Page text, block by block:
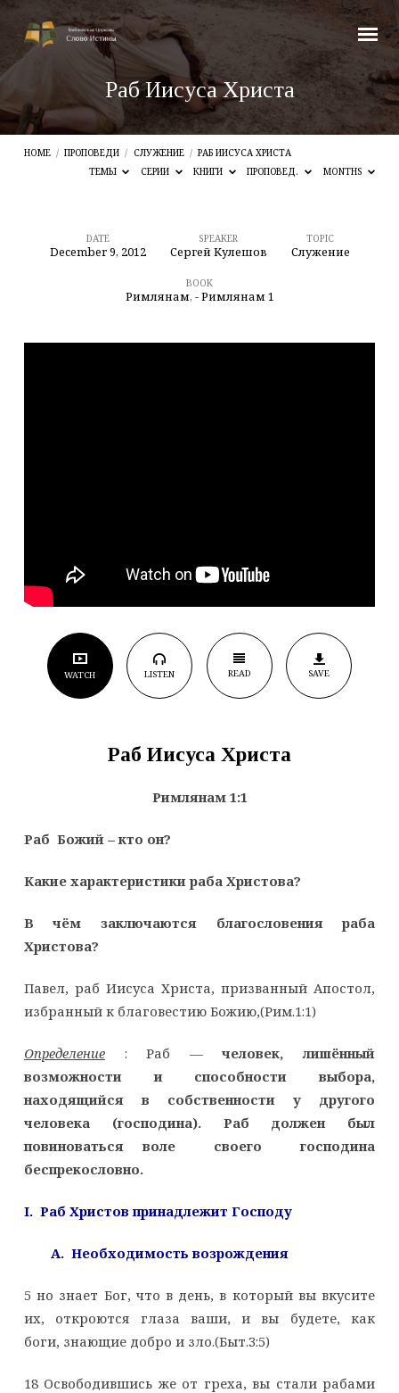
Раб Иисуса Христа
HOME / ПРОПОВЕДИ / СЛУЖЕНИЕ / РАБ ИИСУСА ХРИСТА
ТЕМЫ
СЕРИИ КНИГИ ПРОПОВЕД. MONTHS
Раб
DATE
December 9, 2012
SPEAKER
Сергей Кулешов
TOPIC
Служение
BOOK
Римлянам, - Римлянам 1
WATCH LISTEN READ SAVE
Раб Иисуса Христа
Римлянам 1:1
Раб Божий – кто он?
Какие характеристики раба Христова?
В чём заключаются благословения раба
Христова?
Павел, раб Иисуса Христа, призванный Апостол,
избранный к благовестию Божию,(Рим.1:1)
Определение: Раб —человек, лишённый
возможности и способности выбора,
находящийся в собственности у другого
человека (господина). Раб должен был
повиноваться воле своего господина
беспрекословно.
I. Раб Христов принадлежит Господу
A. Необходимость возрождения
5 но знает Бог, что в день, в который вы вкусите
их, откроются глаза ваши, и вы будете, как
боги, знающие добро и зло.(Быт.3:5)
18 Освободившись же от греха, вы стали рабами